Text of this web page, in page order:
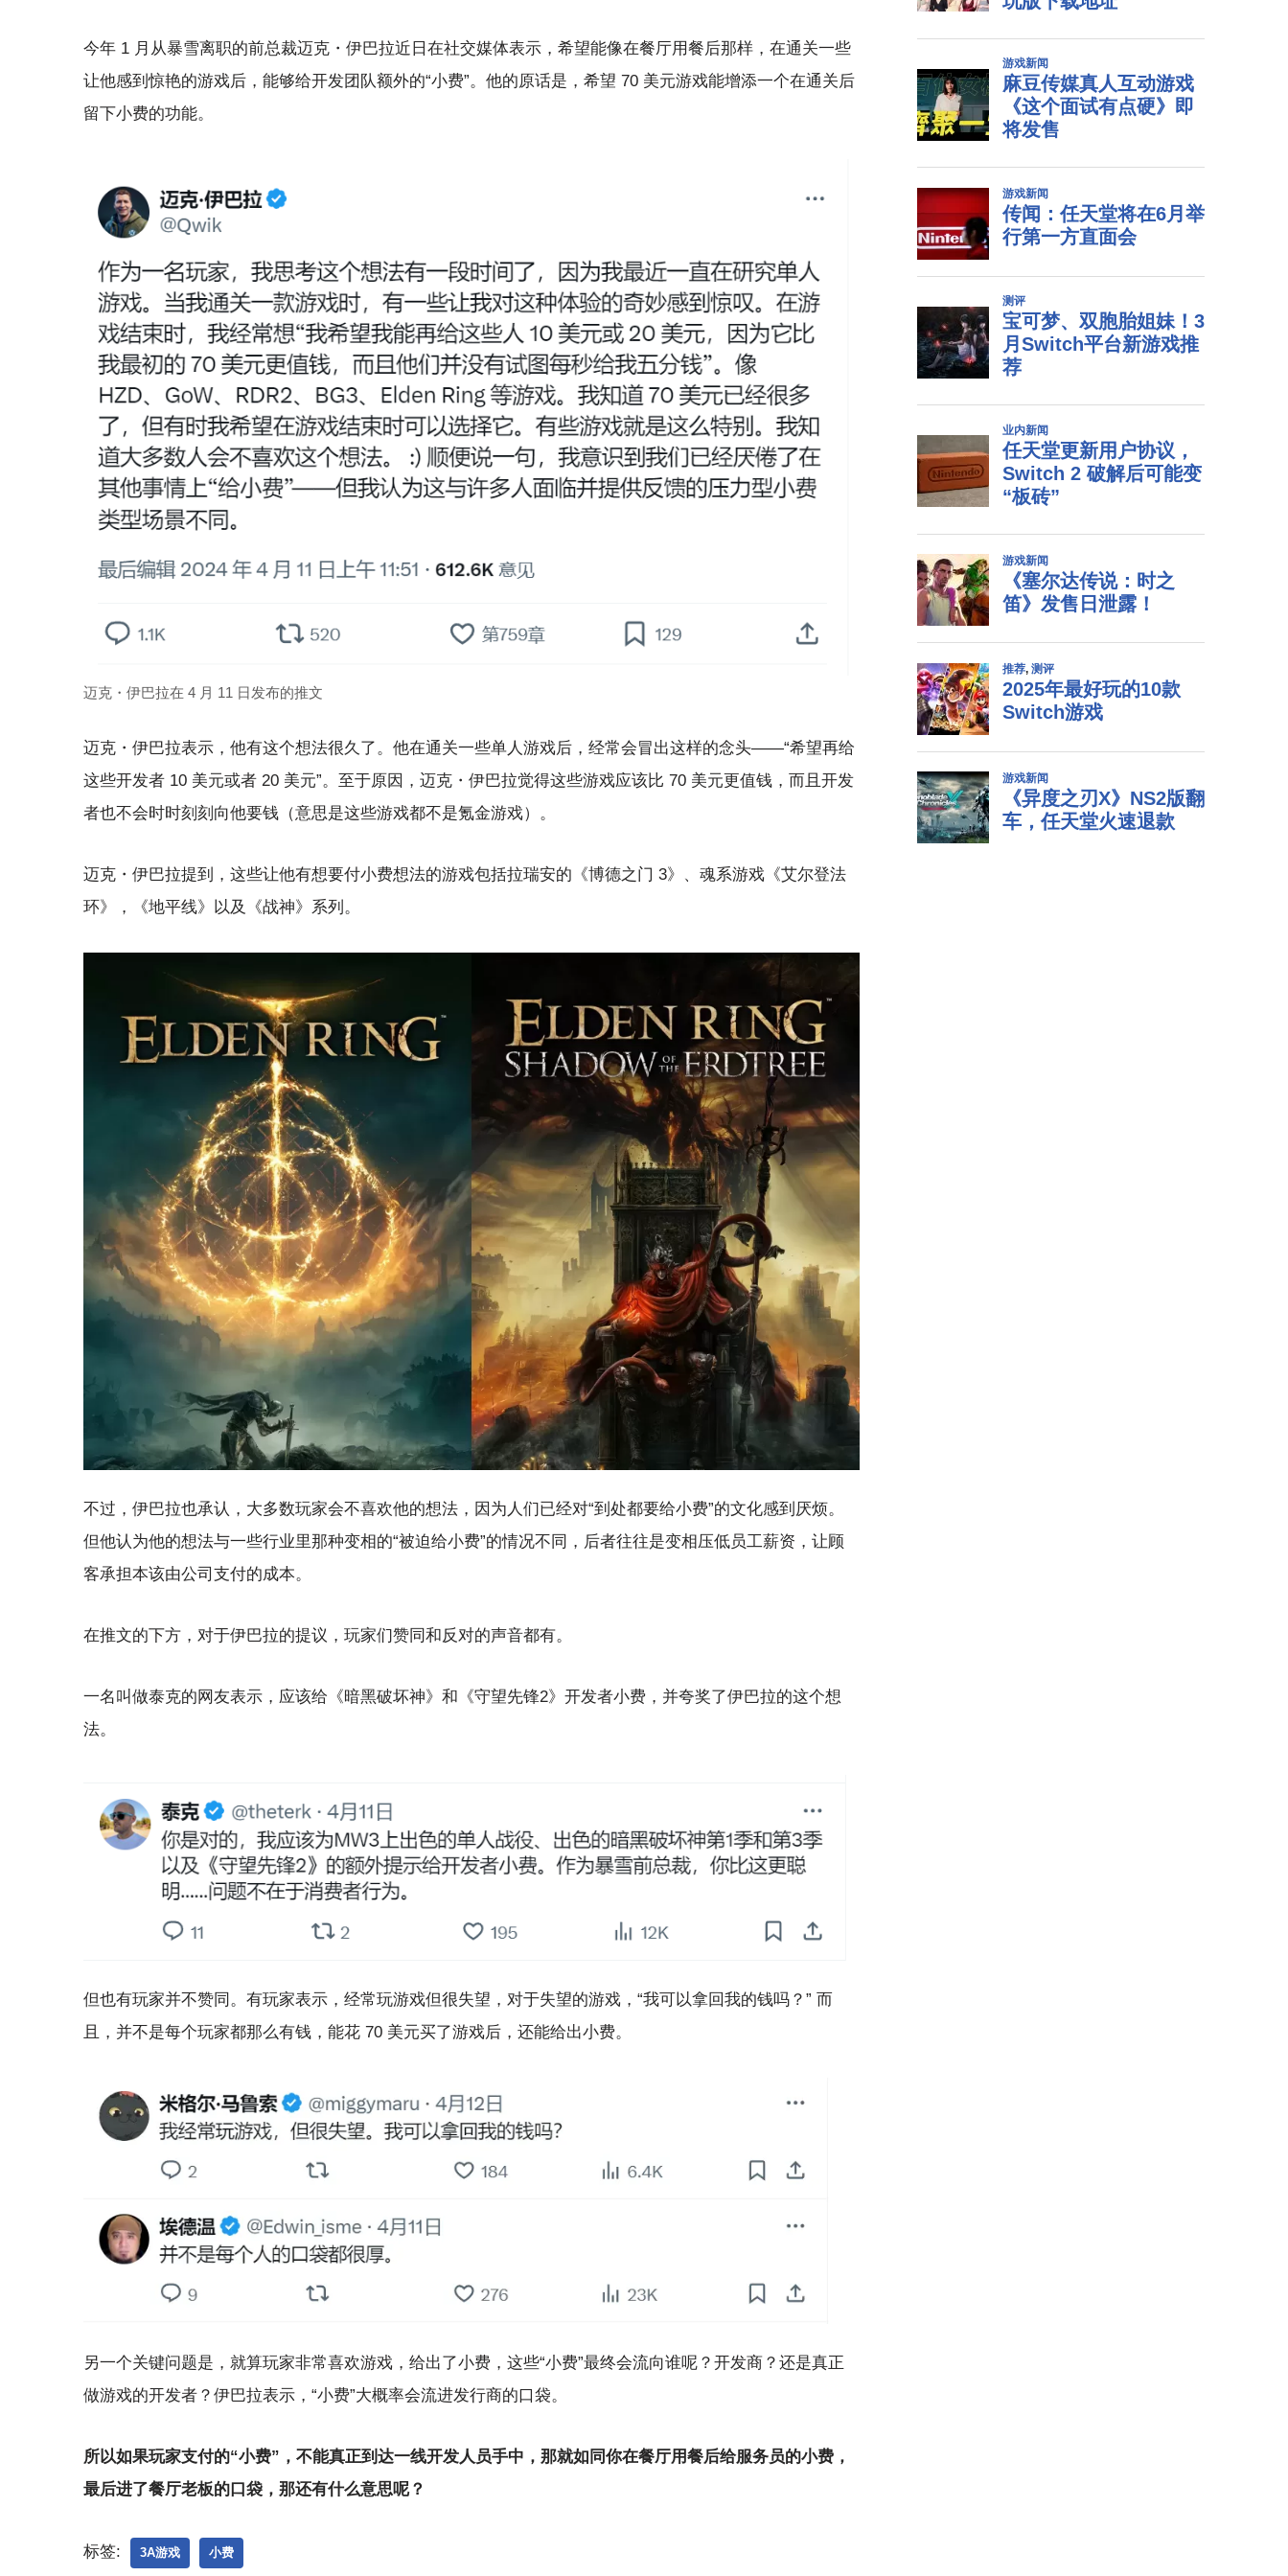
今年 1 月从暴雪离职的前总裁迈克・伊巴拉近日在社交媒体表示，希望能像在餐厅用餐后那样，在通关一些
让他感到惊艳的游戏后，能够给开发团队额外的“小费”。他的原话是，希望 70 美元游戏能增添一个在通关后
留下小费的功能。
迈克・伊巴拉在 4 月 11 日发布的推文
迈克・伊巴拉表示，他有这个想法很久了。他在通关一些单人游戏后，经常会冒出这样的念头——“希望再给
这些开发者 10 美元或者 20 美元”。至于原因，迈克・伊巴拉觉得这些游戏应该比 70 美元更值钱，而且开发
者也不会时时刻刻向他要钱（意思是这些游戏都不是氪金游戏）。
迈克・伊巴拉提到，这些让他有想要付小费想法的游戏包括拉瑞安的《博德之门 3》、魂系游戏《艾尔登法
环》，《地平线》以及《战神》系列。
不过，伊巴拉也承认，大多数玩家会不喜欢他的想法，因为人们已经对“到处都要给小费”的文化感到厌烦。
但他认为他的想法与一些行业里那种变相的“被迫给小费”的情况不同，后者往往是变相压低员工薪资，让顾
客承担本该由公司支付的成本。
在推文的下方，对于伊巴拉的提议，玩家们赞同和反对的声音都有。
一名叫做泰克的网友表示，应该给《暗黑破坏神》和《守望先锋2》开发者小费，并夸奖了伊巴拉的这个想
法。
但也有玩家并不赞同。有玩家表示，经常玩游戏但很失望，对于失望的游戏，“我可以拿回我的钱吗？” 而
且，并不是每个玩家都那么有钱，能花 70 美元买了游戏后，还能给出小费。
另一个关键问题是，就算玩家非常喜欢游戏，给出了小费，这些“小费”最终会流向谁呢？开发商？还是真正
做游戏的开发者？伊巴拉表示，“小费”大概率会流进发行商的口袋。
所以如果玩家支付的“小费”，不能真正到达一线开发人员手中，那就如同你在餐厅用餐后给服务员的小费，
最后进了餐厅老板的口袋，那还有什么意思呢？
标签: 3A游戏 小费